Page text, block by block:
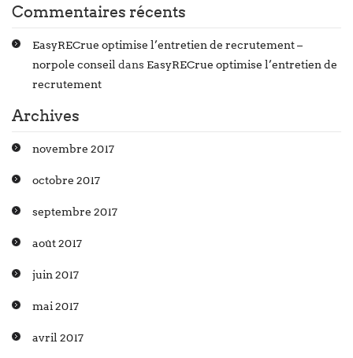
Commentaires récents
EasyRECrue optimise l’entretien de recrutement –
norpole conseil dans EasyRECrue optimise l’entretien de
recrutement
Archives
novembre 2017
octobre 2017
septembre 2017
août 2017
juin 2017
mai 2017
avril 2017